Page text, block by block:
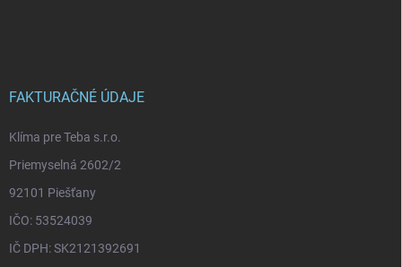
FAKTURAČNÉ ÚDAJE
Klíma pre Teba s.r.o.
Priemyselná 2602/2
92101 Piešťany
IČO: 53524039
IČ DPH: SK2121392691